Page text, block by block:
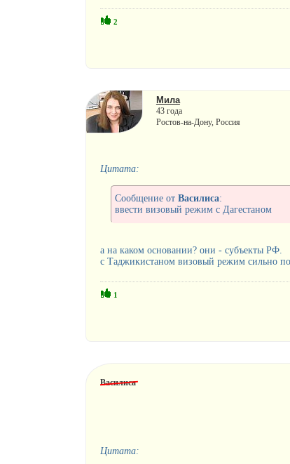
2
Мила
43 года
Ростов-на-Дону, Россия
Цитата:
Сообщение от Василиса:
ввести визовый режим с Дагестаном
а на каком основании? они - субъекты РФ.
с Таджикистаном визовый режим сильно
1
Василиса
Цитата: